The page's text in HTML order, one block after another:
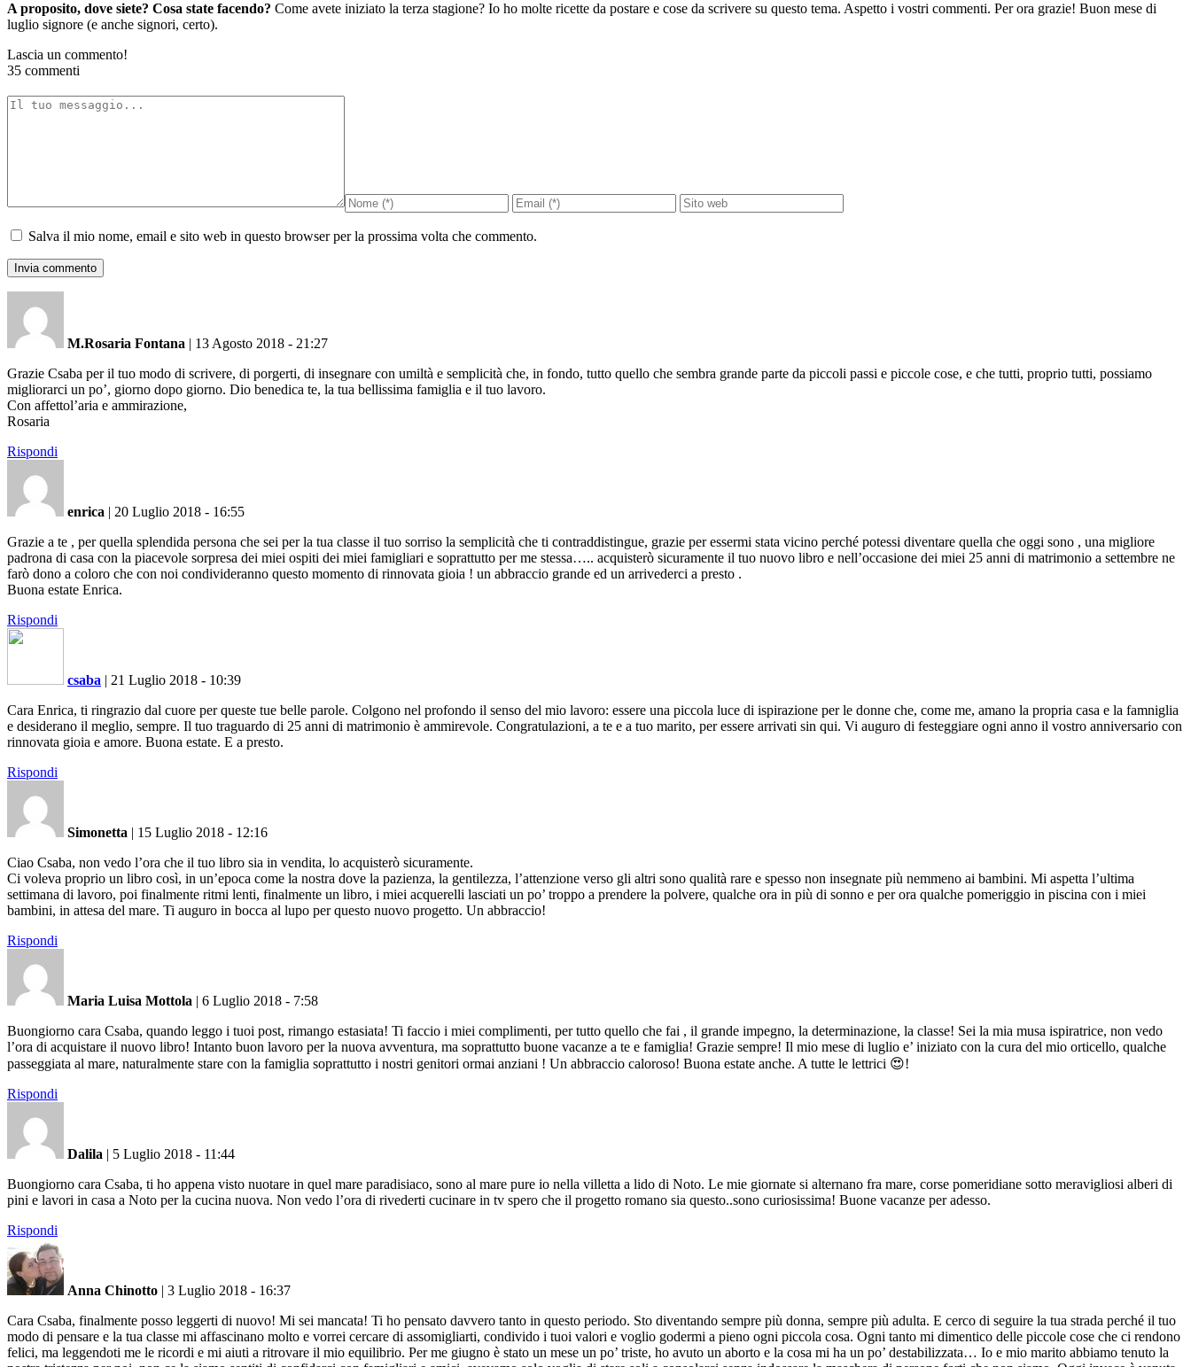
A proposito, dove siete? Cosa state facendo? Come avete iniziato la terza stagione? Io ho molte ricette da postare e cose da scrivere su questo tema. Aspetto i vostri commenti. Per ora grazie! Buon mese di
luglio signore (e anche signori, certo).
Lascia un commento!
35 commenti
Salva il mio nome, email e sito web in questo browser per la prossima volta che commento.
M.Rosaria Fontana | 13 Agosto 2018 - 21:27
Grazie Csaba per il tuo modo di scrivere, di porgerti, di insegnare con umiltà e semplicità che, in fondo, tutto quello che sembra grande parte da piccoli passi e piccole cose, e che tutti, proprio tutti, possiamo
migliorarci un po’, giorno dopo giorno. Dio benedica te, la tua bellissima famiglia e il tuo lavoro.
Con affettol’aria e ammirazione,
Rosaria
Rispondi
enrica | 20 Luglio 2018 - 16:55
Grazie a te , per quella splendida persona che sei per la tua classe il tuo sorriso la semplicità che ti contraddistingue, grazie per essermi stata vicino perché potessi diventare quella che oggi sono , una migliore
padrona di casa con la piacevole sorpresa dei miei ospiti dei miei famigliari e soprattutto per me stessa….. acquisterò sicuramente il tuo nuovo libro e nell’occasione dei miei 25 anni di matrimonio a settembre ne
farò dono a coloro che con noi condivideranno questo momento di rinnovata gioia ! un abbraccio grande ed un arrivederci a presto .
Buona estate Enrica.
Rispondi
csaba | 21 Luglio 2018 - 10:39
Cara Enrica, ti ringrazio dal cuore per queste tue belle parole. Colgono nel profondo il senso del mio lavoro: essere una piccola luce di ispirazione per le donne che, come me, amano la propria casa e la famniglia
e desiderano il meglio, sempre. Il tuo traguardo di 25 anni di matrimonio è ammirevole. Congratulazioni, a te e a tuo marito, per essere arrivati sin qui. Vi auguro di festeggiare ogni anno il vostro anniversario con
rinnovata gioia e amore. Buona estate. E a presto.
Rispondi
Simonetta | 15 Luglio 2018 - 12:16
Ciao Csaba, non vedo l’ora che il tuo libro sia in vendita, lo acquisterò sicuramente.
Ci voleva proprio un libro così, in un’epoca come la nostra dove la pazienza, la gentilezza, l’attenzione verso gli altri sono qualità rare e spesso non insegnate più nemmeno ai bambini. Mi aspetta l’ultima
settimana di lavoro, poi finalmente ritmi lenti, finalmente un libro, i miei acquerelli lasciati un po’ troppo a prendere la polvere, qualche ora in più di sonno e per ora qualche pomeriggio in piscina con i miei
bambini, in attesa del mare. Ti auguro in bocca al lupo per questo nuovo progetto. Un abbraccio!
Rispondi
Maria Luisa Mottola | 6 Luglio 2018 - 7:58
Buongiorno cara Csaba, quando leggo i tuoi post, rimango estasiata! Ti faccio i miei complimenti, per tutto quello che fai , il grande impegno, la determinazione, la classe! Sei la mia musa ispiratrice, non vedo
l’ora di acquistare il nuovo libro! Intanto buon lavoro per la nuova avventura, ma soprattutto buone vacanze a te e famiglia! Grazie sempre! Il mio mese di luglio e’ iniziato con la cura del mio orticello, qualche
passeggiata al mare, naturalmente stare con la famiglia soprattutto i nostri genitori ormai anziani ! Un abbraccio caloroso! Buona estate anche. A tutte le lettrici 😍!
Rispondi
Dalila | 5 Luglio 2018 - 11:44
Buongiorno cara Csaba, ti ho appena visto nuotare in quel mare paradisiaco, sono al mare pure io nella villetta a lido di Noto. Le mie giornate si alternano fra mare, corse pomeridiane sotto meravigliosi alberi di
pini e lavori in casa a Noto per la cucina nuova. Non vedo l’ora di rivederti cucinare in tv spero che il progetto romano sia questo..sono curiosissima! Buone vacanze per adesso.
Rispondi
Anna Chinotto | 3 Luglio 2018 - 16:37
Cara Csaba, finalmente posso leggerti di nuovo! Mi sei mancata! Ti ho pensato davvero tanto in questo periodo. Sto diventando sempre più donna, sempre più adulta. E cerco di seguire la tua strada perché il tuo
modo di pensare e la tua classe mi affascinano molto e vorrei cercare di assomigliarti, condivido i tuoi valori e voglio godermi a pieno ogni piccola cosa. Ogni tanto mi dimentico delle piccole cose che ci rendono
felici, ma leggendoti me le ricordi e mi aiuti a ritrovare il mio equilibrio. Per me giugno è stato un mese un po’ triste, ho avuto un aborto e la cosa mi ha un po’ destabilizzata… Io e mio marito abbiamo tenuto la